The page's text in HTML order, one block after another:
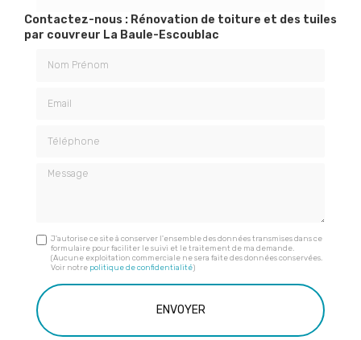
Contactez-nous : Rénovation de toiture et des tuiles
par couvreur La Baule-Escoublac
Message
J'autorise ce site à conserver l'ensemble des données transmises dans ce
formulaire pour faciliter le suivi et le traitement de ma demande.
(Aucune exploitation commerciale ne sera faite des données conservées.
Voir notre politique de confidentialité)